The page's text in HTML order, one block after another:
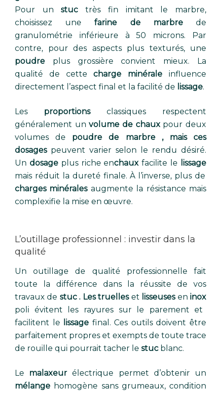
Pour unstuc très fin imitant le marbre,
choisissez unefarine de marbrede
granulométrie inférieure à 50 microns. Par
contre, pour des aspects plus texturés, une
poudre plus grossière convient mieux. La
qualité de cettecharge minérale influence
directement l’aspect final et la facilité de lissage.
Les proportionsclassiques respectent
généralement unvolume de chauxpour deux
volumes de poudre de marbre , mais ces
dosagespeuvent varier selon le rendu désiré.
Un dosageplus riche enchaux facilite le
lissage
mais réduit la dureté finale. À l’inverse, plus de
charges minéralesaugmente la résistance mais
complexifie la mise en œuvre.
L’outillage professionnel : investir dans la
qualité
Un outillage de qualité professionnelle fait
toute la différence dans la réussite de vos
travaux de stuc . Les truelleset lisseuseseninox
poli évitent les rayures sur le parement et
facilitent le
lissage final. Ces outils doivent être
parfaitement propres et exempts de toute trace
de rouille qui pourrait tacher le stuc blanc.
Le malaxeur électrique permet d’obtenir un
mélange homogène sans grumeaux, condition